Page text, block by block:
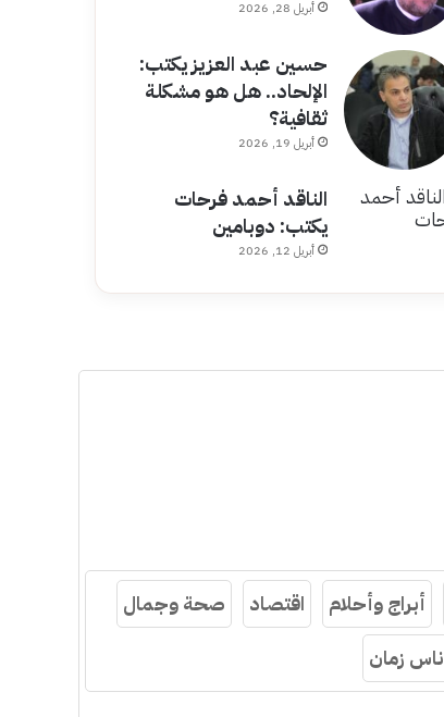
أبريل 28, 2026
حسين عبد العزيز يكتب:
الإلحاد.. هل هو مشكلة
ثقافية؟
أبريل 19, 2026
الناقد أحمد فرحات
يكتب: دوبامين
أبريل 12, 2026
أبراج وأحلام اقتصاد
صحة وجمال
ناس زمان